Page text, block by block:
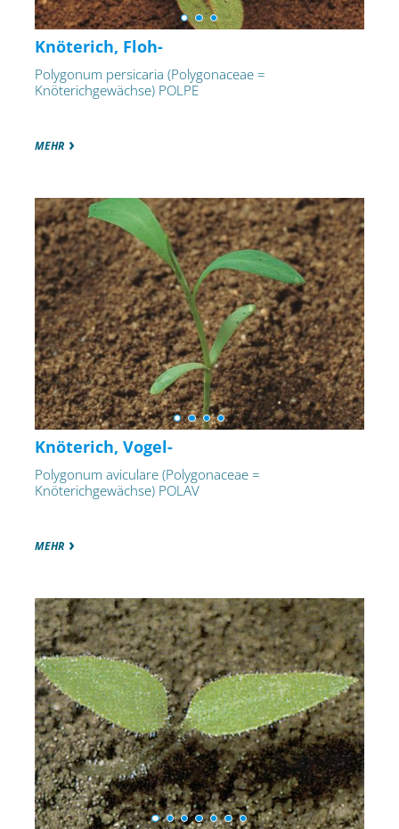
Knöterich, Floh-
Polygonum persicaria (Polygonaceae =
Knöterichgewächse) POLPE
MEHR
Knöterich, Vogel-
Polygonum aviculare (Polygonaceae =
Knöterichgewächse) POLAV
MEHR